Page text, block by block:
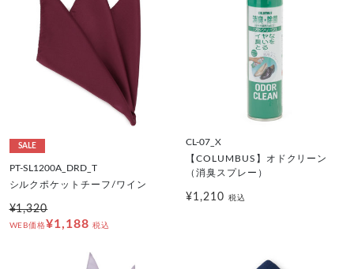
SALE
PT-SL1200A_DRD_T
シルクポケットチーフ/ワイン
¥1,320
WEB価格¥1,188 税込
CL-07_X
【COLUMBUS】オドクリーン
（消臭スプレー）
¥1,210 税込